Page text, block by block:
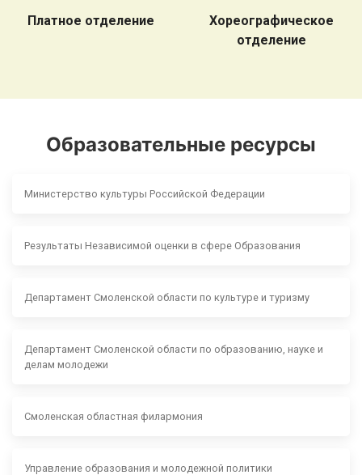
Платное отделение
Хореографическое
отделение
Образовательные ресурсы
Министерство культуры Российской Федерации
Результаты Независимой оценки в сфере Образования
Департамент Смоленской области по культуре и туризму
Департамент Смоленской области по образованию, науке и
делам молодежи
Смоленская областная филармония
Управление образования и молодежной политики